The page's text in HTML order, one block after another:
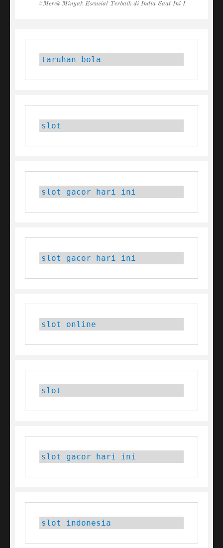
Tags
Merek Minyak Esensial Terbaik di India Saat Ini I
taruhan bola
slot
slot gacor hari ini
slot gacor hari ini
slot online
slot
slot gacor hari ini
slot indonesia